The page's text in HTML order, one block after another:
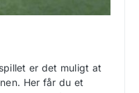
er det muligt at
Her får du et